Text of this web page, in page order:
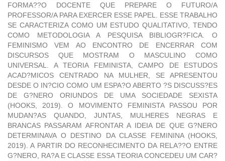
FORMA??O DOCENTE QUE PREPARE O FUTURO/A
PROFESSOR/A PARA EXERCER ESSE PAPEL. ESSE TRABALHO
SE CARACTERIZA COMO UM ESTUDO QUALITATIVO, TENDO
COMO METODOLOGIA A PESQUISA BIBLIOGR?FICA. O
FEMINISMO VEM AO ENCONTRO DE ENCERRAR COM
DISCURSOS QUE MOSTRAM O MASCULINO COMO
UNIVERSAL. A TEORIA FEMINISTA, CAMPO DE ESTUDOS
ACAD?MICOS CENTRADO NA MULHER, SE APRESENTOU
DESDE O IN?CIO COMO UM ESPA?O ABERTO ?S DISCUSS?ES
DE G?NERO ORIUNDOS DE UMA SOCIEDADE SEXISTA
(HOOKS, 2019). O MOVIMENTO FEMINISTA PASSOU POR
MUDAN?AS QUANDO, JUNTAS, MULHERES NEGRAS E
BRANCAS PASSARAM AFRONTAR A IDEIA DE QUE G?NERO
DETERMINAVA O DESTINO DA CLASSE FEMININA (HOOKS,
2019). A PARTIR DO RECONHECIMENTO DA RELA??O ENTRE
G?NERO, RA?A E CLASSE ESSA TEORIA CONCEDEU UM CAR?